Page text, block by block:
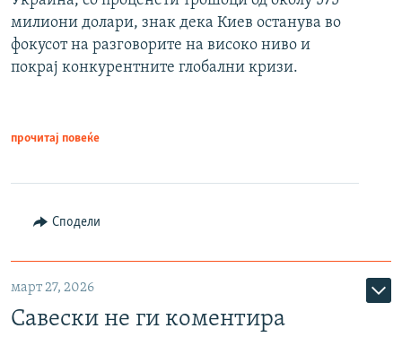
милиони долари, знак дека Киев останува во
фокусот на разговорите на високо ниво и
покрај конкурентните глобални кризи.
прочитај повеќе
Сподели
март 27, 2026
Савески не ги коментира